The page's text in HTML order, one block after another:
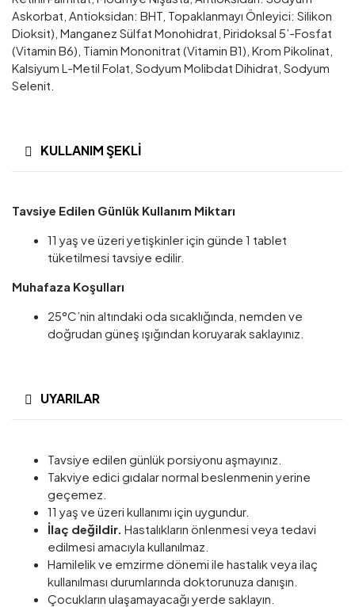
Askorbat, Antioksidan: BHT, Topaklanmayı Önleyici: Silikon
Dioksit), Manganez Sülfat Monohidrat, Piridoksal 5’-Fosfat
(Vitamin B6), Tiamin Mononitrat (Vitamin B1), Krom Pikolinat,
Kalsiyum L-Metil Folat, Sodyum Molibdat Dihidrat, Sodyum
Selenit.
KULLANIM ŞEKLI
Tavsiye Edilen Günlük Kullanım Miktarı
11 yaş ve üzeri yetişkinler için günde 1 tablet
tüketilmesi tavsiye edilir.
Muhafaza Koşulları
25°C’nin altındaki oda sıcaklığında, nemden ve
doğrudan güneş ışığından koruyarak saklayınız.
UYARILAR
Tavsiye edilen günlük porsiyonu aşmayınız.
Takviye edici gıdalar normal beslenmenin yerine
geçemez.
11 yaş ve üzeri kullanımı için uygundur.
İlaç değildir. Hastalıkların önlenmesi veya tedavi
edilmesi amacıyla kullanılmaz.
Hamilelik ve emzirme dönemi ile hastalık veya ilaç
kullanılması durumlarında doktorunuza danışın.
Çocukların ulaşamayacağı yerde saklayın.